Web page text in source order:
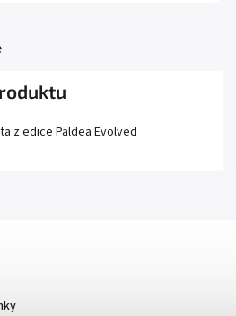
z edice Paldea Evolved